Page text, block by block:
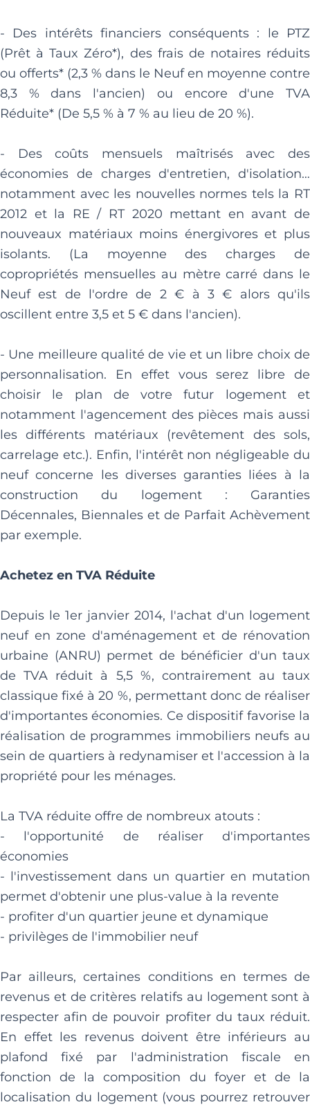
- Des intérêts financiers conséquents : le PTZ
(Prêt à Taux Zéro*), des frais de notaires réduits
ou offerts* (2,3 % dans le Neuf en moyenne contre
8,3 % dans l'ancien) ou encore d'une TVA
Réduite* (De 5,5 % à 7 % au lieu de 20 %).
- Des coûts mensuels maîtrisés avec des
économies de charges d'entretien, d'isolation…
notamment avec les nouvelles normes tels la RT
2012 et la RE / RT 2020 mettant en avant de
nouveaux matériaux moins énergivores et plus
isolants. (La moyenne des charges de
copropriétés mensuelles au mètre carré dans le
Neuf est de l'ordre de 2 € à 3 € alors qu'ils
oscillent entre 3,5 et 5 € dans l'ancien).
- Une meilleure qualité de vie et un libre choix de
personnalisation. En effet vous serez libre de
choisir le plan de votre futur logement et
notamment l'agencement des pièces mais aussi
les différents matériaux (revêtement des sols,
carrelage etc.). Enfin, l'intérêt non négligeable du
neuf concerne les diverses garanties liées à la
construction du logement : Garanties
Décennales, Biennales et de Parfait Achèvement
par exemple.
Achetez en TVA Réduite
Depuis le 1er janvier 2014, l'achat d'un logement
neuf en zone d'aménagement et de rénovation
urbaine (ANRU) permet de bénéficier d'un taux
de TVA réduit à 5,5 %, contrairement au taux
classique fixé à 20 %, permettant donc de réaliser
d'importantes économies. Ce dispositif favorise la
réalisation de programmes immobiliers neufs au
sein de quartiers à redynamiser et l'accession à la
propriété pour les ménages.
La TVA réduite offre de nombreux atouts :
- l'opportunité de réaliser d'importantes
économies
- l'investissement dans un quartier en mutation
permet d'obtenir une plus-value à la revente
- profiter d'un quartier jeune et dynamique
- privilèges de l'immobilier neuf
Par ailleurs, certaines conditions en termes de
revenus et de critères relatifs au logement sont à
respecter afin de pouvoir profiter du taux réduit.
En effet les revenus doivent être inférieurs au
plafond fixé par l'administration fiscale en
fonction de la composition du foyer et de la
localisation du logement (vous pourrez retrouver